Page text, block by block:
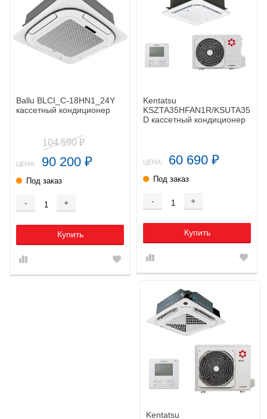
Ballu BLCI_C-18HN1_24Y
кассетный кондиционер
104 590 ₽
ЦЕНА: 90 200 ₽
Под заказ
- +
Купить
Kentatsu
KSZTA35HFAN1R/
D кассетный кондиционер
ЦЕНА: 60 690 ₽
Под заказ
- +
Купить
Kentatsu